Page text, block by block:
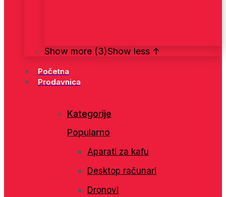
Show more (3)Show less ↑
Početna
Prodavnica
Kategorije
Popularno
Aparati za kafu
Desktop računari
Dronovi